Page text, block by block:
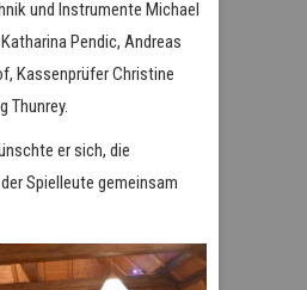
und Instrumente Michael
Pendic, Andreas
Kassenprüfer Christine
Thunrey.
er sich, die
Spielleute gemeinsam